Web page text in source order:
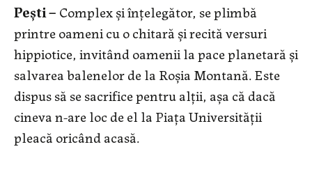
Pești – Complex și înțelegător, se plimbă
printre oameni cu o chitară și recită versuri
hippiotice, invitând oamenii la pace planetară și
salvarea balenelor de la Roșia Montană. Este
dispus să se sacrifice pentru alții, așa că dacă
cineva n-are loc de el la Piața Universității
pleacă oricând acasă.